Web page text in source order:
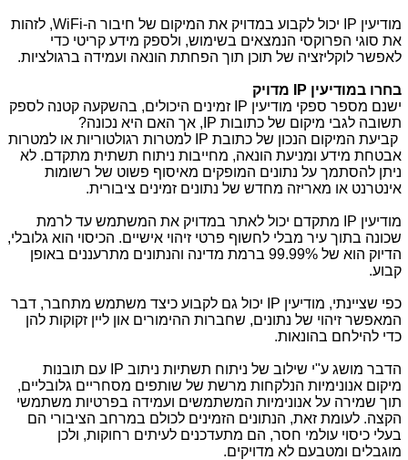
מודיעין IP יכול לקבוע במדויק את המיקום של חיבור ה-WiFi, לזהות
את סוגי הפרוקסי הנמצאים בשימוש, ולספק מידע קריטי כדי
לאפשר לוקליזציה של תוכן תוך הפחתת הונאה ועמידה ברגולציות.
בחרו במודיעין IP
מדויק
ישנם מספר ספקי מודיעין IP זמינים היכולים, בהשקעה קטנה לספק
תשובה לגבי מיקום של כתובות IP , אך האם היא נכונה?
קביעת המיקום הנכון של כתובת IP למטרות רגולטוריות או למטרות
אבטחת מידע ומניעת הונאה, מחייבות ניתוח תשתית מתקדם. לא
ניתן להסתמך על נתונים המופקים מאיסוף פשוט של רשומות
אינטרנט או מאריזה מחדש של נתונים זמינים ציבורית.
מודיעין IP
מתקדם יכול לאתר במדויק את המשתמש עד לרמת
שכונה בתוך עיר מבלי לחשוף פרטי זיהוי אישיים. הכיסוי הוא גלובלי,
הדיוק הוא של 99.99% ברמת מדינה והנתונים מתרעננים באופן
קבוע.
כפי שציינתי, מודיעין IP
יכול גם לקבוע כיצד משתמש מתחבר, דבר
המאפשר זיהוי של נתונים, שחברות ההימורים און ליין זקוקות להן
כדי להילחם בהונאות.
הדבר מושג ע"י שילוב של ניתוח תשתיות ניתוב IP עם תובנות
מיקום אנונימיות הנלקחות מרשת של שותפים מסחריים גלובליים,
תוך שמירה על אנונימיות המשתמשים ועמידה בפרטיות משתמשי
הקצה. לעומת זאת, הנתונים הזמינים לכולם במרחב הציבורי הם
בעלי כיסוי עולמי חסר, הם מתעדכנים לעיתים רחוקות, ולכן
מוגבלים ומטבעם לא מדויקים.